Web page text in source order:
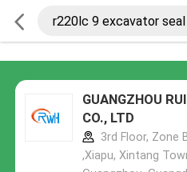
GUANGZHOU
CO., LTD
3rd Floor, Zone
,Xiapu, Xintang